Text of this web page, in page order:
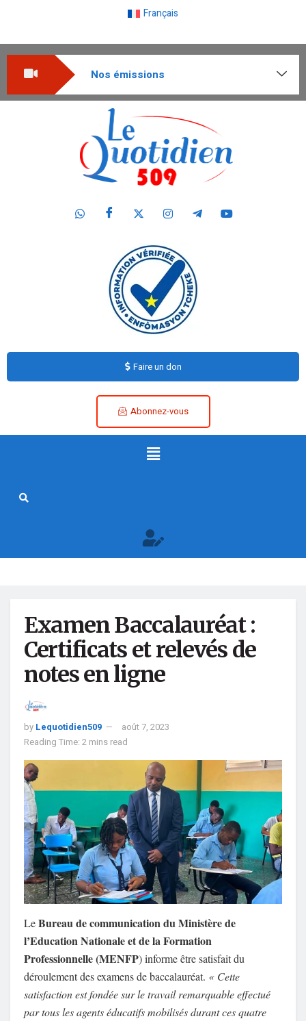
Français
Nos émissions
Faire un don
Abonnez-vous
Examen Baccalauréat :
Certificats et relevés de
notes en ligne
by Lequotidien509
août 7, 2023
Reading Time: 2 mins read
LeBureau de communication du Ministère de
l’Education Nationale et de la Formation
Professionnelle (MENFP) informe être satisfait du
déroulement des examens de baccalauréat. « Cette
satisfaction est fondée sur le travail remarquable effectué
par tous les agents éducatifs mobilisés durant ces quatre